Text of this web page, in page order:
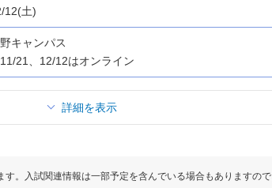
12(土)
キャンパス
21、12/12はオンライン
詳細を表示
。入試関連情報は一部予定を含んでいる場合もありますの